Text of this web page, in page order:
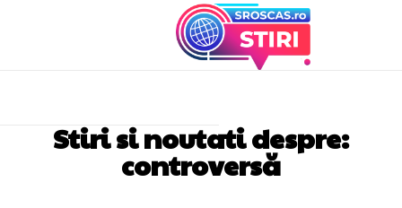
Stiri si noutati despre:
controversă